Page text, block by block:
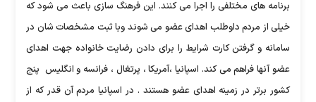
برنامه های مختلفی را اجرا می کنند. این فرهنگ سازی باعث می شود که
خیلی از مردم داوطلب اهدای عضو می شوند وبا ثبت مشخصات شان در
سامانه و گرفتن کارت شرایط را برای دادن رضایت خانواده جهت اهدای
عضو آنها فراهم می کند. اسپانیا ،آمریکا ، پرتغال ، فرانسه و انگلیس پنج
کشور برتر در زمینه اهدای عضو هستند . در اسپانیا مردم آن قدر که از